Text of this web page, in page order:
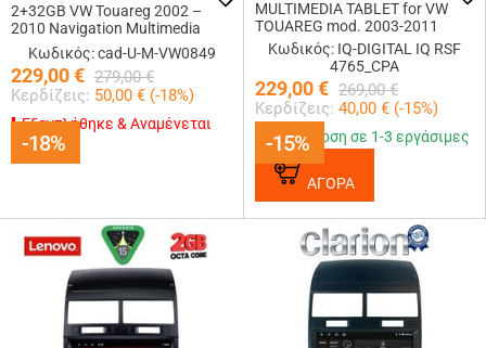
-18%
2+32GB VW Touareg 2002 –
2010 Navigation Multimedia
Tablet 9
Κωδικός: cad-U-M-VW0849
229,00€ 279,00 €
Κερδίζεις: 50,00 € (-18%)
-18%
Εξαντλήθηκε & Αναμένεται
-15%
MULTIMEDIA TABLET for VW
TOUAREG mod. 2003-2011
Κωδικός: IQ-DIGITAL IQ RSF
4765_CPA
229,00€ 269,00 €
Κερδίζεις: 40,00 € (-15%)
-15%
Παράδοση σε 1-3 εργάσιμες
ΑΓΟΡΑ